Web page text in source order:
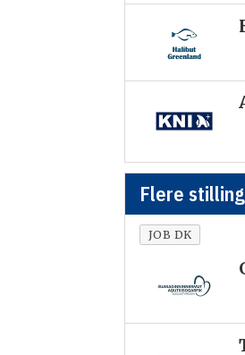
Flere
JOB DK